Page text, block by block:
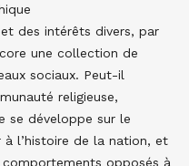
des intérêts divers, par
une collection de
sociaux. Peut-il
religieuse,
se développe sur le
l’histoire de la nation, et
opposés à